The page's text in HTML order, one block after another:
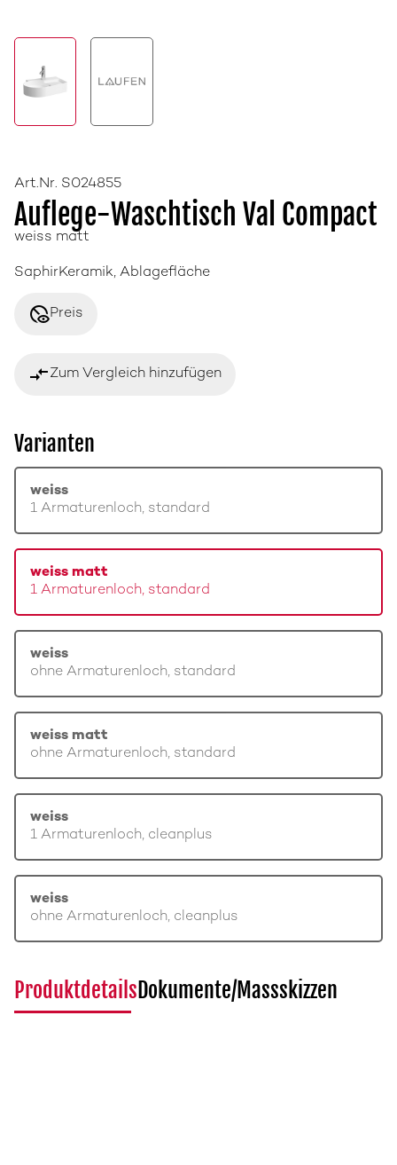
Art.Nr. S024855
Auflege-Waschtisch Val Compact
weiss matt
SaphirKeramik, Ablagefläche
disabled_visiblePreis
compare_arrowsZum Vergleich hinzufügen
Varianten
weiss
1 Armaturenloch, standard
weiss matt
1 Armaturenloch, standard
weiss
ohne Armaturenloch, standard
weiss matt
ohne Armaturenloch, standard
weiss
1 Armaturenloch, cleanplus
weiss
ohne Armaturenloch, cleanplus
ProduktdetailsDokumente/Massskizzen